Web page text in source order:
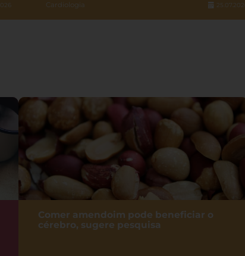
Cardiologia 25.07.2026
Comer amendoim pode beneficiar o
cérebro, sugere pesquisa